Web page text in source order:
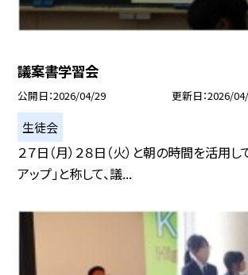
議案書学習会
公開日 2026/04/29 更新日 2026/
生徒会
２７日（月）２８日（火）と朝の時間を活用し
アップ」と称して、議...